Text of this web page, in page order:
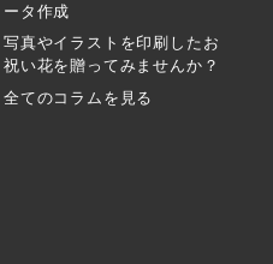
ータ作成
写真やイラストを印刷したお
祝い花を贈ってみませんか？
全てのコラムを見る